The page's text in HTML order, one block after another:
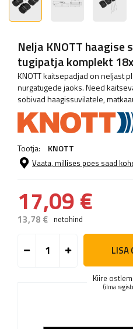
Nelja KNOTT
tugipatja komplekt
KNOTT kaitsepadjad on neljast
nurgatugede jaoks. Need
sobivad haagissuvilatele,
Tootja: KNOTT
Vaata, millises poes saad
17,09 €
13,78 € netohind
LISA
Kiire
(ilma